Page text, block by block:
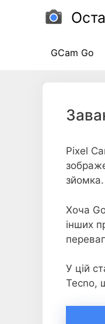
GCam Go
Pixel
зйомка.
Хоча
інших
У цій
Tecno,